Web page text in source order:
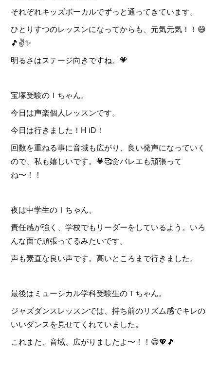
それぞれキッズボーカルでずっと通ってきています。
ひとりすつのレッスンになってからも、元気元気！！😄
🎵✌️✨
明るさはステージ向きですね。💗
宝塚受験のＩちゃん。
今日は声楽個人レッスンです。
今日は行きました！H iD！
回数を重ねる事に音域も広がり、良い発声になっていく
ので、私も嬉しいです。💗🥰🌼バレエも頑張って
ね〜！！
夜は中学生のＩちゃん、
責任感が強く、学校でもリーダーをしているよう。いろ
んな面で頑張ってるみたいです。
声も素直な良い声です。高いところまで行きました。
最後はミュージカル学科受験生のＴちゃん。
ジャズダンスレッスンでは、持ち前のリズム感でキレの
いいダンスを見せてくれていました。
これまた、音域、広がりましたよ〜！！😄💖🎵